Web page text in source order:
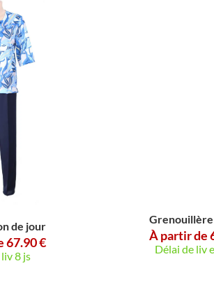
jour
€
js
Grenouillère
À partir de
Délai de liv